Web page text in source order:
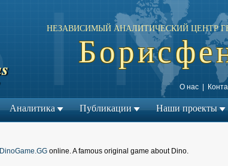
НЕЗАВИСИМЫЙ АНАЛИТИЧЕСКИЙ ЦЕНТР
О нас|
Аналитика Публикации Наши проекты
DinoGame.GG online. A famous original game about Dino.